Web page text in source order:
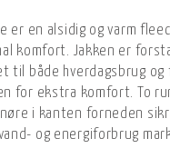
er en alsidig og varm
komfort. Jakken er
til både hverdagsbrug
for ekstra komfort. To
i kanten forneden
og energiforbrug